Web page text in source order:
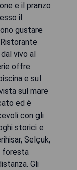
e il pranzo
il
gustare
vivo al
offre
e sul
sul mare
ed è
con gli
storici e
Selçuk,
foresta
Gli